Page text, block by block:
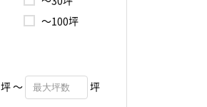
～100坪
坪 ～ 坪